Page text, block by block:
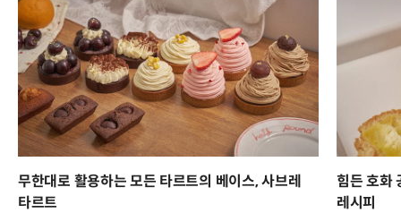
무한대로 활용하는 모든 타르트의 베이스, 사브레
타르트
힘든 호화
레시피